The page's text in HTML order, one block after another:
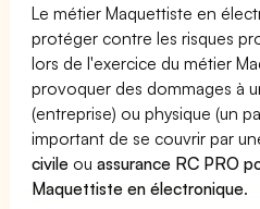
Le métier Maquettiste en
protéger contre les risques
lors de l'exercice du métier
provoquer des dommages à
(entreprise) ou physique (un
important de se couvrir par
civile ouassurance RC PRO
Maquettiste en électronique.